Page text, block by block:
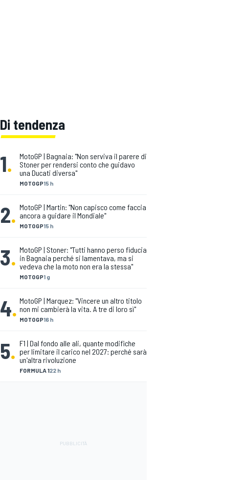
Di tendenza
1.
MOTOGP15 h
MotoGP | Bagnaia: "Non serviva il parere di
Stoner per rendersi conto che guidavo
una Ducati diversa"
2. MOTOGP15 h
MotoGP | Martin: "Non capisco come faccia
ancora a guidare il Mondiale"
3.
MOTOGP1 g
MotoGP | Stoner: "Tutti hanno perso fiducia
in Bagnaia perché si lamentava, ma si
vedeva che la moto non era la stessa"
4. MOTOGP16 h
MotoGP | Marquez: "Vincere un altro titolo
non mi cambierà la vita. A tre di loro sì"
5.
FORMULA 122 h
F1 | Dal fondo alle ali, quante modifiche
per limitare il carico nel 2027: perché sarà
un'altra rivoluzione